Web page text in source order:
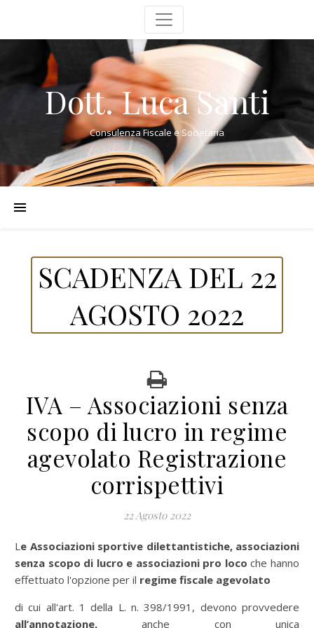
Dott. Luca Santi
Consulenza Fiscale e Societaria
SCADENZA DEL 22
AGOSTO 2022
IVA – Associazioni senza
scopo di lucro in regime
agevolato Registrazione
corrispettivi
22 Agosto 2022
Le Associazioni sportive dilettantistiche, associazioni
senza scopo di lucro e associazioni pro loco che hanno
effettuato l'opzione per il regime fiscale agevolato
di cui all'art. 1 della L. n. 398/1991, devono provvedere
all’annotazione,anche con unica